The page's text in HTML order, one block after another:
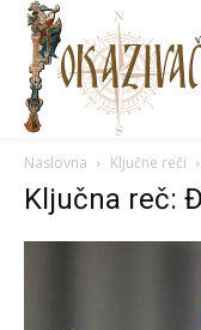
Naslovna Ključne reči
Ključna reč: